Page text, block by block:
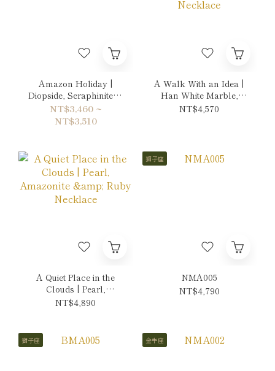
Amazon Holiday |
Diopside, Seraphinite &
Peridot Bracelet
NT$3,460 ~
NT$3,510
A Walk With an Idea |
Han White Marble,
Pearl & Amethyst
NT$4,570
A Quiet Place in the
Clouds | Pearl,
Amazonite & Ruby
NT$4,890
獅子座
NMA005
NT$4,790
獅子座 金牛座